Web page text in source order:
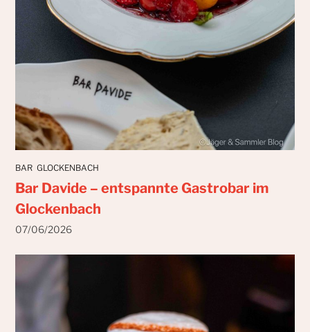
BAR GLOCKENBACH
Bar Davide – entspannte Gastrobar im
Glockenbach
07/06/2026